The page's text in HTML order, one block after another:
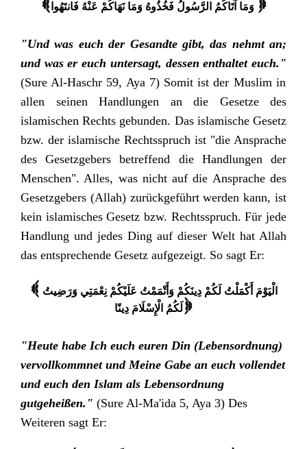
{ وَمَا آتَاكُمُ الرَّسُولُ فَخُذُوهُ وَمَا نَهَاكُمْ عَنْهُ فَانتَهُوا }
"Und was euch der Gesandte gibt, das nehmt an;
und was er euch untersagt, dessen enthaltet euch."
(Sure Al-Haschr 59, Aya 7) Somit ist der Muslim in
allen seinen Handlungen an die Gesetze des
islamischen Rechts gebunden. Das islamische Gesetz
bzw. der islamische Rechtsspruch ist "die Ansprache
des Gesetzgebers betreffend die Handlungen der
Menschen". Alles, was nicht auf die Ansprache des
Gesetzgebers (Allah) zurückgeführt werden kann, ist
kein islamisches Gesetz bzw. Rechtsspruch. Für jede
Handlung und jedes Ding auf dieser Welt hat Allah
das entsprechende Gesetz aufgezeigt. So sagt Er:
{ الْيَوْمَ أَكْمَلْتُ لَكُمْ دِينَكُمْ وَأَتْمَمْتُ عَلَيْكُمْ نِعْمَتِي وَرَضِيتُ
لَكُمُ الْإِسْلَامَ دِينًا }
"Heute habe Ich euch euren Din (Lebensordnung)
vervollkommnet und Meine Gabe an euch vollendet
und euch den Islam als Lebensordnung
gutgeheißen." (Sure Al-Ma'ida 5, Aya 3) Des
Weiteren sagt Er: